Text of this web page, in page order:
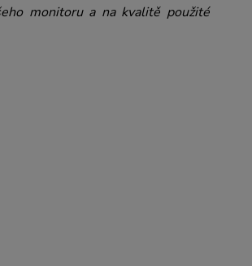
monitoru a na kvalitě použité